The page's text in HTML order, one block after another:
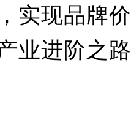
实现品牌价
业进阶之路